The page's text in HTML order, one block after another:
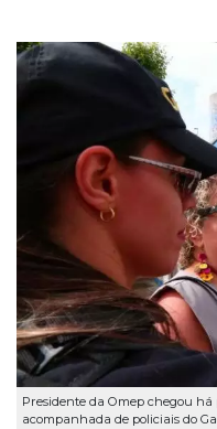
Presidente da Omep chegou
acompanhada de policiais do